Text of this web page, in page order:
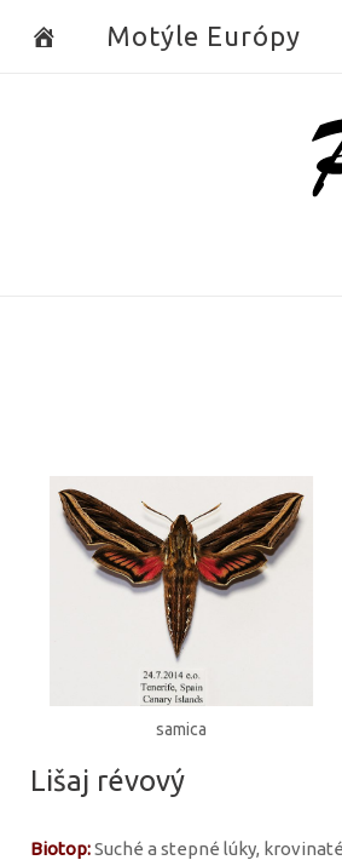
Motýle Európy
Home
samica
Lišaj révový
Biotop:Suché a stepné lúky,